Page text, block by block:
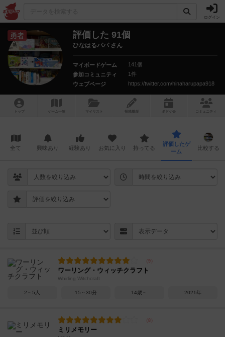
ログイン
勇者 評価した 91個
ひなはるパパ さん
マイボードゲーム
141個
参加コミュニティ
1件
ウェブページ
https://twitter.com/hinaharupapa918
トップ ゲーム一覧 マイリスト 投稿履歴 ボ ドゲ コミュニティ
全て 興味あり 経験あり お気に入り 持ってる
評価したゲ
ーム
比較する
ワーリング・ウィッチクラフト
Whirling Witchcraft
2～5人 15～30分 14歳～ 2021年
ミリメモリー